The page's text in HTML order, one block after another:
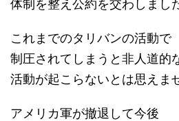
体制を整え公約を交わしまし
これまでのタリバンの活動で
制圧されてしまうと非人道的
活動が起こらないとは思えま
アメリカ軍が撤退して今後